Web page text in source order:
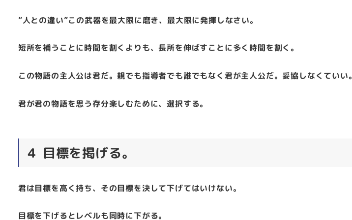
”人との違い”この武器を最大限に磨き、最大限に発揮しなさい。
短所を補うことに時間を割くよりも、長所を伸ばすことに多く時間を割く。
この物語の主人公は君だ。親でも指導者でも誰でもなく君が主人公だ。妥協しなくていい。
君が君の物語を思う存分楽しむために、選択する。
４ 目標を掲げる。
君は目標を高く持ち、その目標を決して下げてはいけない。
目標を下げるとレベルも同時に下がる。